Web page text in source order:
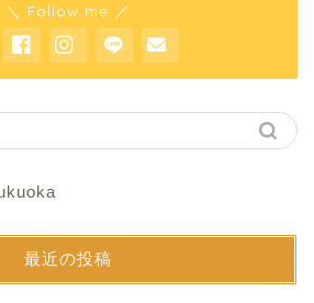
＼ Follow me ／
最近の投稿